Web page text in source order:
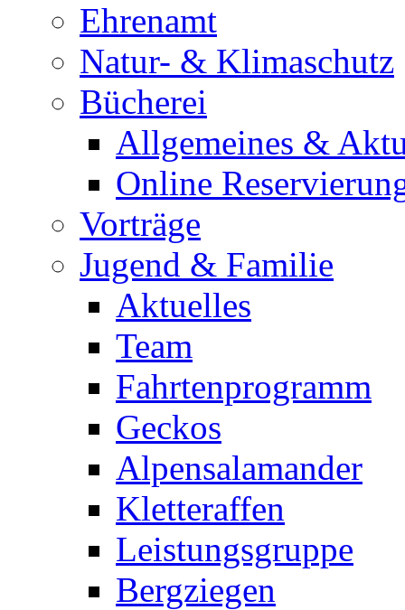
Ehrenamt
Natur- & Klimaschutz
Bücherei
Allgemeines &
Online
Vorträge
Jugend & Familie
Aktuelles
Team
Fahrtenprogramm
Geckos
Alpensalamander
Kletteraffen
Leistungsgruppe
Bergziegen